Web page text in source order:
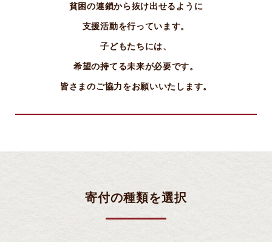
貧困の連鎖から抜け出せるように
支援活動を行っています。
子どもたちには、
希望の持てる未来が必要です。
皆さまのご協力をお願いいたします。
寄付の種類を選択